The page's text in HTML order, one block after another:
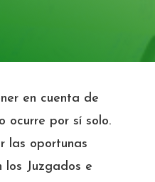
en cuenta de
ocurre por sí solo.
las oportunas
los Juzgados e